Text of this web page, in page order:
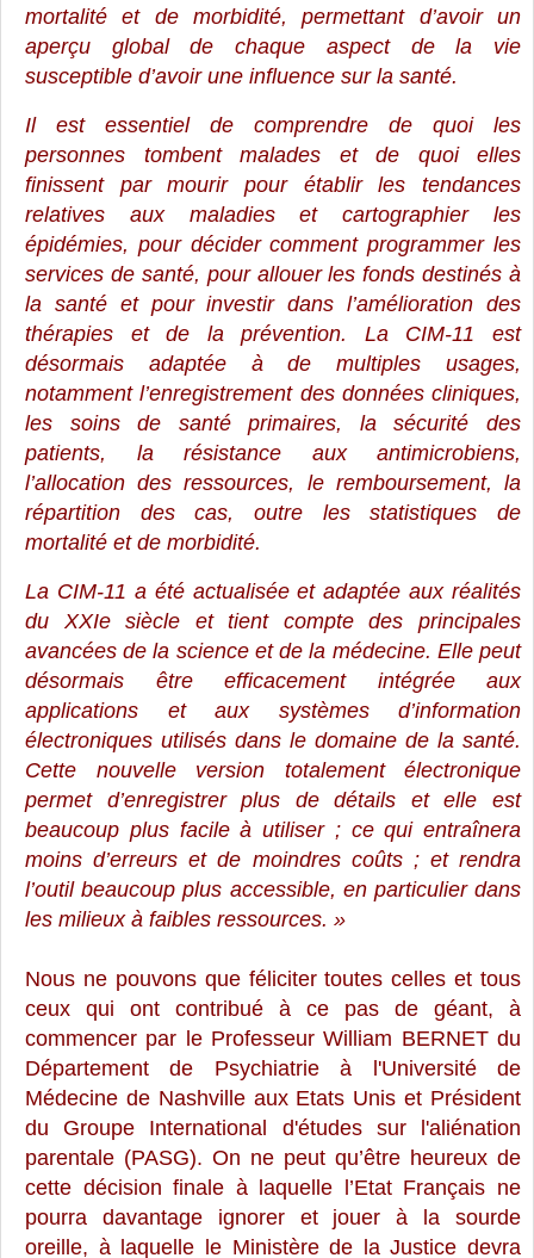
mortalité et de morbidité, permettant d’avoir un
aperçu global de chaque aspect de la vie
susceptible d’avoir une influence sur la santé.
Il est essentiel de comprendre de quoi les
personnes tombent malades et de quoi elles
finissent par mourir pour établir les tendances
relatives aux maladies et cartographier les
épidémies, pour décider comment programmer les
services de santé, pour allouer les fonds destinés à
la santé et pour investir dans l’amélioration des
thérapies et de la prévention. La CIM-11 est
désormais adaptée à de multiples usages,
notamment l’enregistrement des données cliniques,
les soins de santé primaires, la sécurité des
patients, la résistance aux antimicrobiens,
l’allocation des ressources, le remboursement, la
répartition des cas, outre les statistiques de
mortalité et de morbidité.
La CIM-11 a été actualisée et adaptée aux réalités
du XXIe siècle et tient compte des principales
avancées de la science et de la médecine. Elle peut
désormais être efficacement intégrée aux
applications et aux systèmes d’information
électroniques utilisés dans le domaine de la santé.
Cette nouvelle version totalement électronique
permet d’enregistrer plus de détails et elle est
beaucoup plus facile à utiliser ; ce qui entraînera
moins d’erreurs et de moindres coûts ; et rendra
l’outil beaucoup plus accessible, en particulier dans
les milieux à faibles ressources. »
Nous ne pouvons que féliciter toutes celles et tous
ceux qui ont contribué à ce pas de géant, à
commencer par le Professeur William BERNET du
Département de Psychiatrie à l'Université de
Médecine de Nashville aux Etats Unis et Président
du Groupe International d'étudessur l'aliénation
parentale (PASG). On ne peut qu’être heureux de
cette décision finale à laquelle l’Etat Français ne
pourra davantage ignorer et jouer à la sourde
oreille, à laquelle le Ministère de la Justice devra